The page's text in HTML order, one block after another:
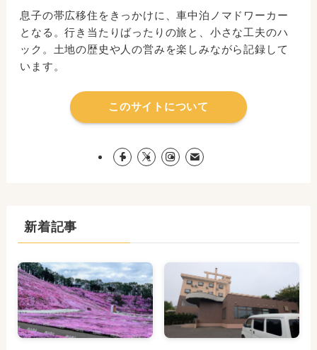
息子の帯広移住をきっかけに、車中泊ノマドワーカー
となる。行き当たりばったりの旅と、小さな工夫のハ
ック。土地の歴史や人の営みを楽しみながら記録して
います。
このサイトについて
新着記事